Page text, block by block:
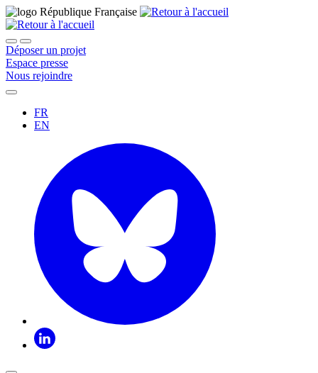
Déposer un projet
Espace presse
Nous rejoindre
FR
EN